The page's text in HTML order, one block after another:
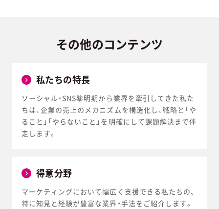
その他のコンテンツ
私たちの特長
ソーシャル・SNS黎明期から業界を牽引してきた私た
ちは、企業の売上のメカニズムを構造化し、戦略と「や
ること」「やらないこと」を明確にして課題解決まで伴
走します。
得意分野
マーケティングにおいて幅広く支援できる私たちの、
特に知見と経験が豊富な業界・手法をご紹介します。